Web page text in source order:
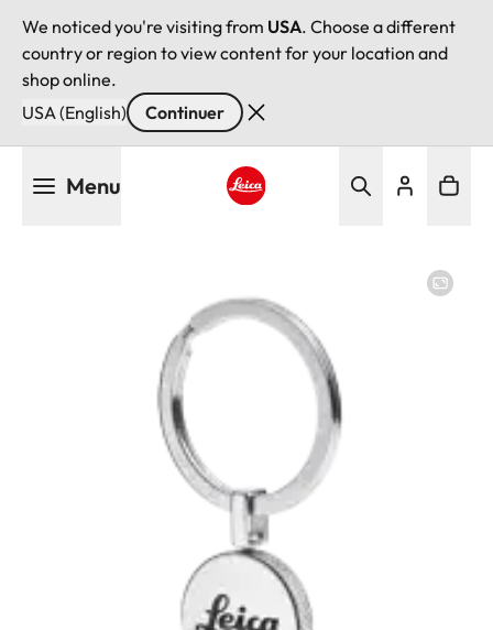
We noticed you're visiting from USA. Choose a different
country or region to view content for your location and
shop online.
USA (English)
Continuer
Menu